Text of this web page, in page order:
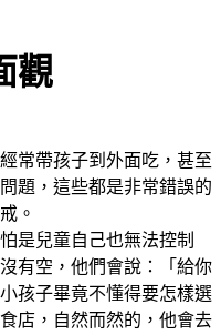
觀
常帶孩子到外面吃，甚至
題，這些都是非常錯誤的
。
是兒童自己也無法控制
有空，他們會說：「給你
孩子畢竟不懂得要怎樣選
店，自然而然的，他會去